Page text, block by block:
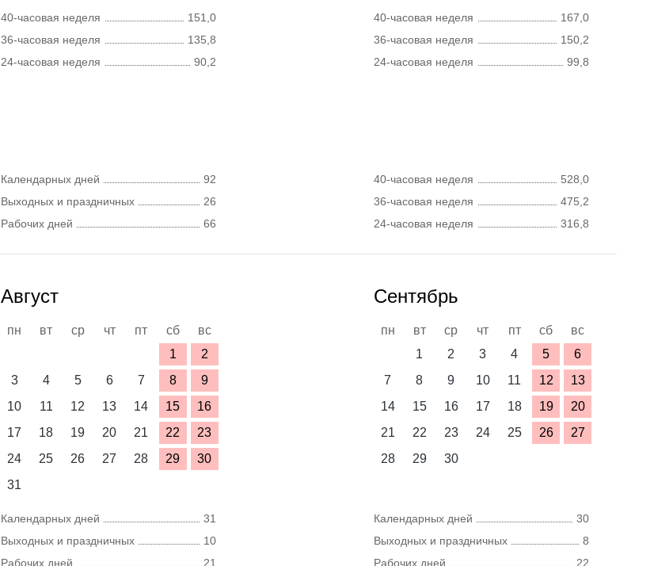
40-часовая неделя
151,0
36-часовая неделя
135,8
24-часовая неделя
90,2
40-часовая неделя
167,0
36-часовая неделя
150,2
24-часовая неделя
99,8
Календарных дней
92
Выходных и праздничных
26
Рабочих дней
66
40-часовая неделя
528,0
36-часовая неделя
475,2
24-часовая неделя
316,8
Август
пн вт ср чт пт сб
вс
1
2
3
4 5 6 7 8
9
10
11 12 13 14 15
16
17
18 19 20 21 22
23
24
25 26 27 28 29
30
31
Календарных дней
31
Выходных и праздничных
10
Рабочих дней
21
Сентябрь
пн вт ср чт пт сб
вс
1
2 3 4 5
6
7
8 9 10 11 12
13
14
15 16 17 18 19
20
21
22 23 24 25 26
27
28
29 30
Календарных дней
30
Выходных и праздничных
8
Рабочих дней
22